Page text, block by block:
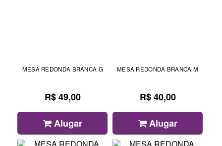
MESA REDONDA BRANCA G
R$ 49,00
Alugar
MESA REDONDA BRANCA M
R$ 40,00
Alugar